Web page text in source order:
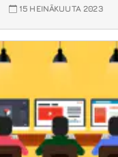
15 HEINÄKUUTA 2023